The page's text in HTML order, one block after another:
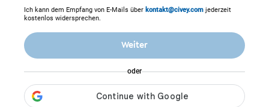
n
n
t
e
Ich kann dem Empfang von E-Mails über kontakt@civey.com jederzeit
kostenlos widersprechen.
Weiter
oder